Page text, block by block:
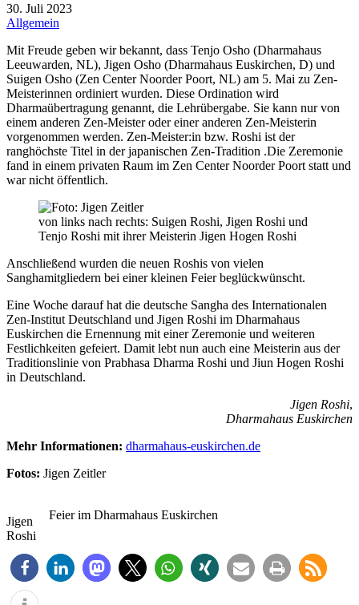
30. Juli 2023
Allgemein
Mit Freude geben wir bekannt, dass Tenjo Osho (Dharmahaus
Leeuwarden, NL), Jigen Osho (Dharmahaus Euskirchen, D) und
Suigen Osho (Zen Center Noorder Poort, NL) am 5. Mai zu Zen-
Meisterinnen ordiniert wurden. Diese Ordination wird
Dharmaübertragung genannt, die Lehrübergabe. Sie kann nur von
einem anderen Zen-Meister oder einer anderen Zen-Meisterin
vorgenommen werden. Zen-Meister:in bzw. Roshi ist der
ranghöchste Titel in der japanischen Zen-Tradition .Die Zeremonie
fand in einem privaten Raum im Zen Center Noorder Poort statt und
war nicht öffentlich.
von links nach rechts: Suigen Roshi, Jigen Roshi und
Tenjo Roshi mit ihrer Meisterin Jigen Hogen Roshi
Anschließend wurden die neuen Roshis von vielen
Sanghamitgliedern bei einer kleinen Feier beglückwünscht.
Eine Woche darauf hat die deutsche Sangha des Internationalen
Zen-Institut Deutschland und Jigen Roshi im Dharmahaus
Euskirchen die Ernennung mit einer Zeremonie und weiteren
Festlichkeiten gefeiert. Damit lebt nun auch eine Meisterin aus der
Traditionslinie von Prabhasa Dharma Roshi und Jiun Hogen Roshi
in Deutschland.
Jigen Roshi,
Dharmahaus Euskirchen
Mehr Informationen: dharmahaus-euskirchen.de
Fotos: Jigen Zeitler
Jigen
Roshi
Feier im Dharmahaus Euskirchen